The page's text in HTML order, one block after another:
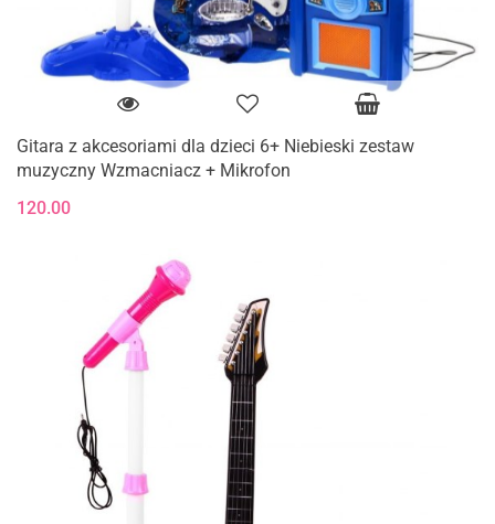
Gitara z akcesoriami dla dzieci 6+ Niebieski zestaw
muzyczny Wzmacniacz + Mikrofon
120.00